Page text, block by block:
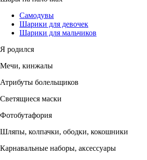
Самодувы
Шарики для девочек
Шарики для мальчиков
Я родился
Мечи, кинжалы
Атрибуты болельщиков
Светящиеся маски
Фотобутафория
Шляпы, колпачки, ободки, кокошники
Карнавальные наборы, аксессуары